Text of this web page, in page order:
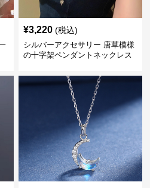
¥3,220 (税込)
シルバーアクセサリー 唐草模様
の十字架ペンダントネックレス